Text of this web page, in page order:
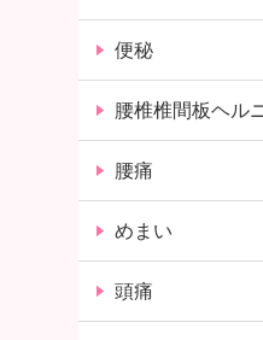
便秘
腰椎椎間板ヘル
腰痛
めまい
頭痛